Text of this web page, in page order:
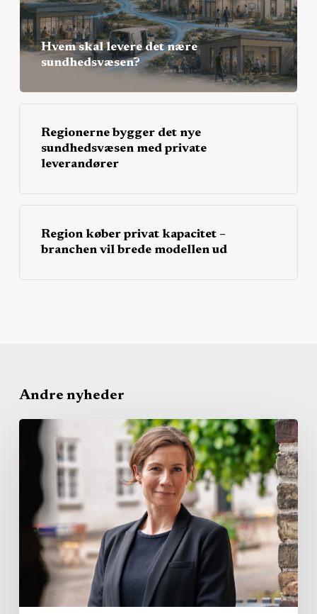
Hvem skal levere det nære
sundhedsvæsen?
Regionerne bygger det nye
sundhedsvæsen med private
leverandører
Region køber privat kapacitet –
branchen vil brede modellen ud
Andre nyheder
Dansk
Erhverv
grønne
byggeprojekter
springe
kommunernes